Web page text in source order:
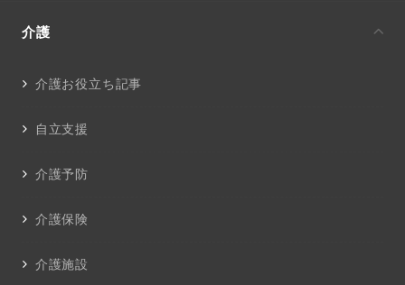
介護
介護お役立ち記事
自立支援
介護予防
介護保険
介護施設